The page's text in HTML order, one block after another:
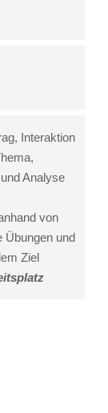
Interaktion
Analyse
von
Übungen und
Ziel